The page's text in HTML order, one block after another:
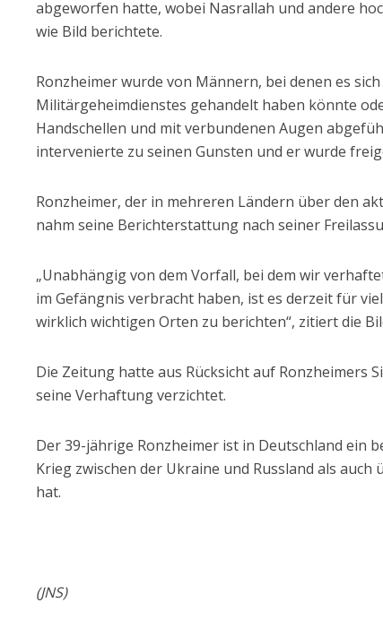
abgeworfen hatte, wobei Nasrallah und andere
wie Bild berichtete.
Ronzheimer wurde von Männern, bei denen es sich
Militärgeheimdienstes gehandelt haben könnte
Handschellen und mit verbundenen Augen
intervenierte zu seinen Gunsten und er wurde
Ronzheimer, der in mehreren Ländern über den
nahm seine Berichterstattung nach seiner
„Unabhängig von dem Vorfall, bei dem wir
im Gefängnis verbracht haben, ist es derzeit für
wirklich wichtigen Orten zu berichten“, zitiert die
Die Zeitung hatte aus Rücksicht auf Ronzheimers
seine Verhaftung verzichtet.
Der 39-jährige Ronzheimer ist in Deutschland ein
Krieg zwischen der Ukraine und Russland als
hat.
(JNS)